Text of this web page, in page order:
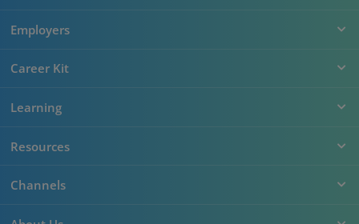
Employers
Career Kit
Learning
Resources
Channels